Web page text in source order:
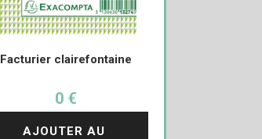
Facturier clairefontaine
0 €
AJOUTER AU